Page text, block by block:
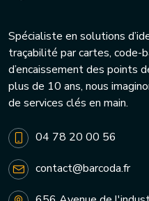
Spécialiste en solutions
traçabilité par cartes, code-
d’encaissement des points
plus de 10 ans, nous
de services clés en main.
04 78 20 00 56
contact@barcoda.fr